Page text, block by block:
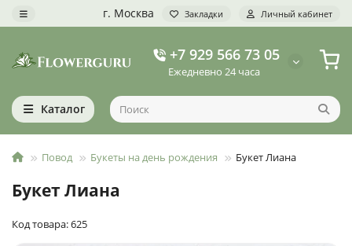
г. Москва Закладки Личный кабинет
+7 929 566 73 05
Ежедневно 24 часа
Каталог
Повод Букеты на день рождения Букет Лиана
Букет Лиана
Код товара: 625